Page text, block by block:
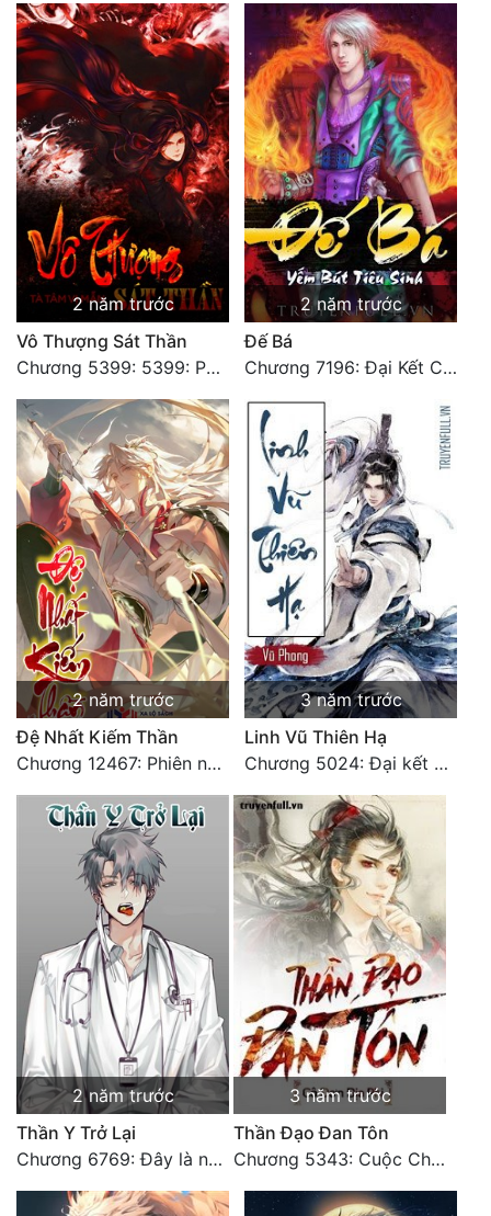
Đẹp
Đẹp Hiệp
Tính Cách Nhân Vật :
Cơ Trí
Sát Phạt Quyết Đoán
Vô Sỉ
Điềm Đạm
2 năm trước
Vô Thượng Sát Thần
Chương 5399: 5399: Phá giải
2 năm trước
Đế Bá
Chương 7196: Đại Kết Cục
2 năm trước
Đệ Nhất Kiếm Thần
Chương 12467: Phiên ngoại 20: Sinh nhật vui vẻ - Hoàn
3 năm trước
Linh Vũ Thiên Hạ
Chương 5024: Đại kết cục
2 năm trước
Thần Y Trở Lại
Chương 6769: Đây là nơi nào?
3 năm trước
Thần Đạo Đan Tôn
Chương 5343: Cuộc Chiến Cấp Thứ Nhất